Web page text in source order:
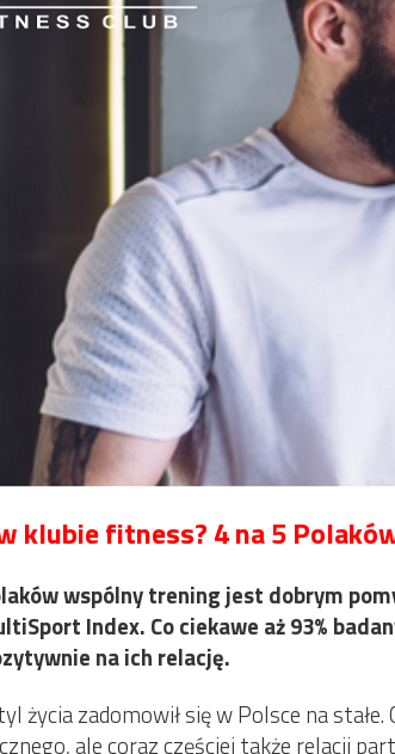
klubie fitness? 4 na 5
wspólny trening jest dobrym
Index. Co ciekawe aż 93%
na ich relację.
życia zadomowił się w Polsce na
ale coraz częściej także relacji